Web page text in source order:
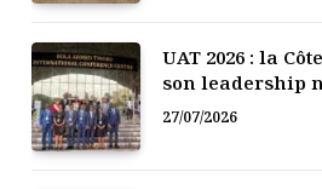
UAT 2026 : la
son leadership
Afrique
27/07/2026